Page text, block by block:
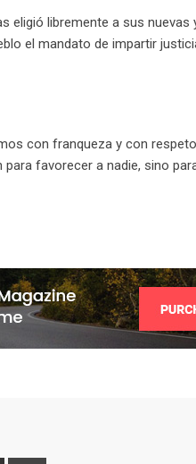
eligió libremente a sus nuevas
el mandato de impartir
con franqueza y con
favorecer a nadie, sino